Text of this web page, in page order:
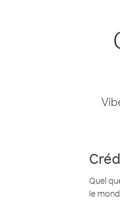
Quel
le